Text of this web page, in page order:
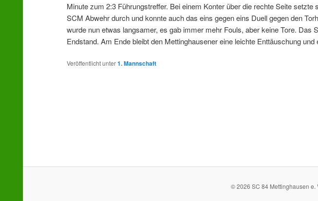
Minute zum 2:3 Führungstreffer. Bei einem Konter über die rechte Seite setzte
SCM Abwehr durch und konnte auch das eins gegen eins Duell gegen den
wurde nun etwas langsamer, es gab immer mehr Fouls, aber keine Tore. Das
Endstand. Am Ende bleibt den Mettinghausener eine leichte Enttäuschung und
Veröffentlicht unter1. Mannschaft
© 2026 SC 84 Mettinghausen e.